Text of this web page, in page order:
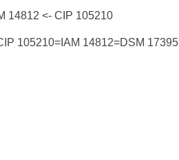
14812 <- CIP 105210
105210=IAM 14812=DSM 17395